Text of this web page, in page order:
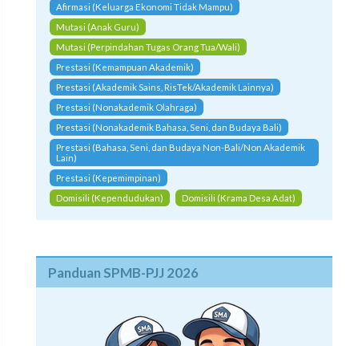
Afirmasi (Keluarga Ekonomi Tidak Mampu)
Mutasi (Anak Guru)
Mutasi (Perpindahan Tugas Orang Tua/Wali)
Prestasi (Kemampuan Akademik)
Prestasi (Akademik Sains, RisTek/Akademik Lainnya)
Prestasi (Nonakademik Olahraga)
Prestasi (Nonakademik Bahasa, Seni, dan Budaya Bali)
Prestasi (Bahasa, Seni, dan Budaya Non-Bali/Non Akademik
Lain)
Prestasi (Kepemimpinan)
Domisili (Kependudukan)
Domisili (Krama Desa Adat)
Panduan SPMB-PJJ 2026